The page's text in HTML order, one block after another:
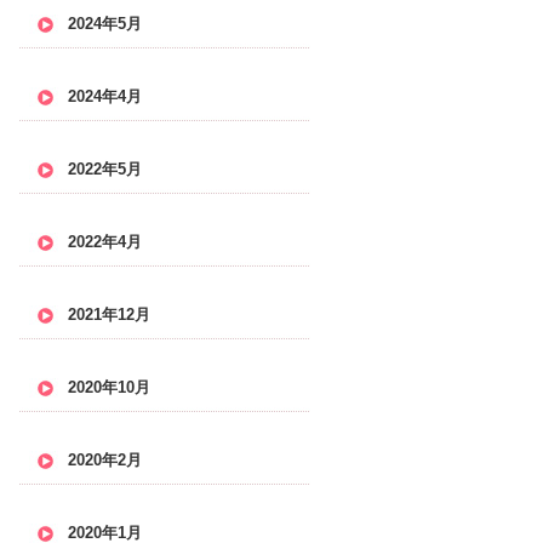
2024年5月
2024年4月
2022年5月
2022年4月
2021年12月
2020年10月
2020年2月
2020年1月